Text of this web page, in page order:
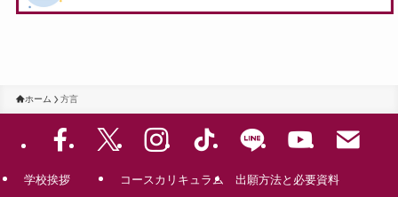
ホーム 方言
学校挨拶 コースカリキュラム 出願方法と必要資料